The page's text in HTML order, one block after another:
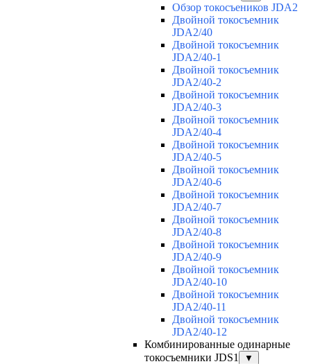
Обзор токосъеников JDA2
Двойной токосъемник
JDA2/40
Двойной токосъемник
JDA2/40-1
Двойной токосъемник
JDA2/40-2
Двойной токосъемник
JDA2/40-3
Двойной токосъемник
JDA2/40-4
Двойной токосъемник
JDA2/40-5
Двойной токосъемник
JDA2/40-6
Двойной токосъемник
JDA2/40-7
Двойной токосъемник
JDA2/40-8
Двойной токосъемник
JDA2/40-9
Двойной токосъемник
JDA2/40-10
Двойной токосъемник
JDA2/40-11
Двойной токосъемник
JDA2/40-12
Комбинированные одинарные
токосъемники JDS1
▼